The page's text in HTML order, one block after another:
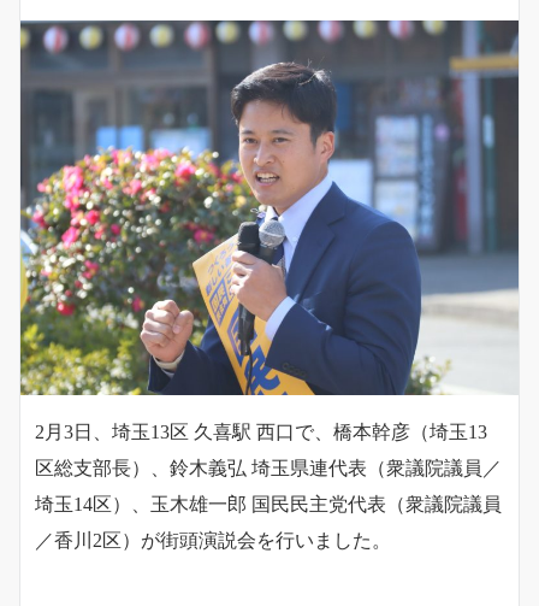
2月3日、埼玉13区 久喜駅 西口で、橋本幹彦（埼玉13
区総支部長）、鈴木義弘 埼玉県連代表（衆議院議員／
埼玉14区）、玉木雄一郎 国民民主党代表（衆議院議員
／香川2区）が街頭演説会を行いました。